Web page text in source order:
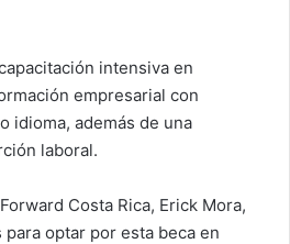
intensiva en
empresarial con
idioma, además de una
laboral.
Costa Rica, Erick Mora,
optar por esta beca en